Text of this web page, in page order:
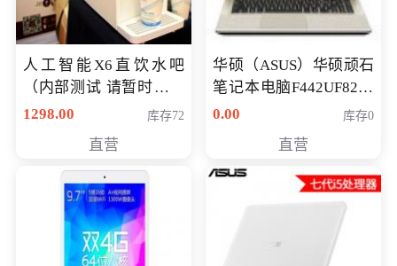
人工智能X6直饮水吧
（内部测试 请暂时不要
购买）
1298.00 库存72
直营
华硕（ASUS）华硕顽石
笔记本电脑F442UF8250
八代独显轻薄办公商务
0.00 库存0
直营